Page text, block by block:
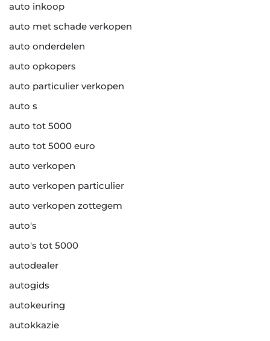
auto inkoop
auto met schade verkopen
auto onderdelen
auto opkopers
auto particulier verkopen
auto s
auto tot 5000
auto tot 5000 euro
auto verkopen
auto verkopen particulier
auto verkopen zottegem
auto's
auto's tot 5000
autodealer
autogids
autokeuring
autokkazie